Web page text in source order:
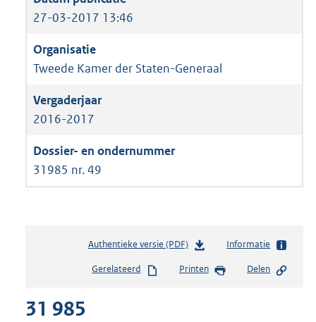
27-03-2017 13:46
Tweede Kamer der Staten-Generaal
2016-2017
31985 nr. 49
Authentieke versie (PDF)b
s
Informatie
Gerelateerd Printen Delen
31 985